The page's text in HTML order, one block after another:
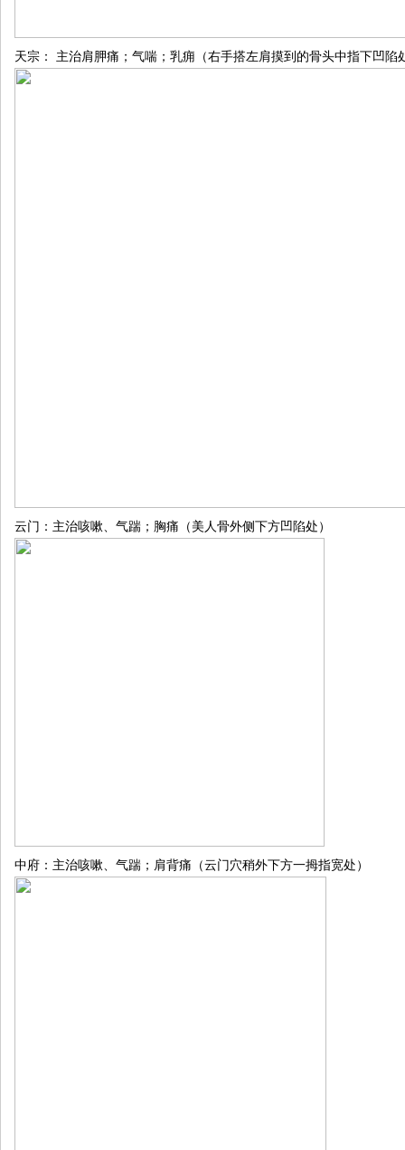
天宗： 主治肩胛痛；气喘；乳痈（右手搭左肩摸到的骨头中指下凹陷
云门：主治咳嗽、气踹；胸痛（美人骨外侧下方凹陷处）
中府：主治咳嗽、气踹；肩背痛（云门穴稍外下方一拇指宽处）